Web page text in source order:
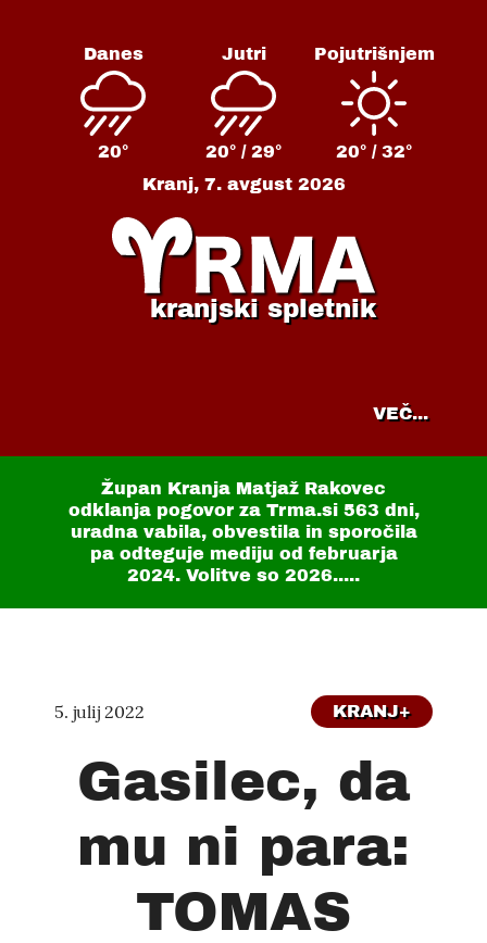
Danes
20°
Jutri
20° / 29°
Pojutrišnjem
20° / 32°
Kranj, 7. avgust 2026
kranjski spletnik
VEČ...
Župan Kranja Matjaž Rakovec
odklanja pogovor za Trma.si 563 dni,
uradna vabila, obvestila in sporočila
pa odteguje mediju od februarja
2024. Volitve so 2026.....
5. julij 2022 KRANJ+
Gasilec, da
mu ni para:
TOMAS